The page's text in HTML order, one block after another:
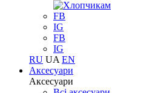
FB
IG
FB
IG
RU UA EN
Аксесуари
Аксесуари